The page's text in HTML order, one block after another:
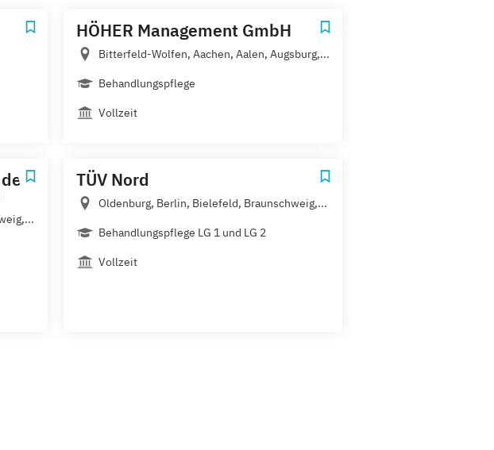
HÖHER Management GmbH
Bitterfeld-Wolfen, Aachen, Aalen, Augsburg,...
Behandlungspflege
Vollzeit
TÜV Nord
Oldenburg, Berlin, Bielefeld, Braunschweig,...
Behandlungspflege LG 1 und LG 2
Vollzeit